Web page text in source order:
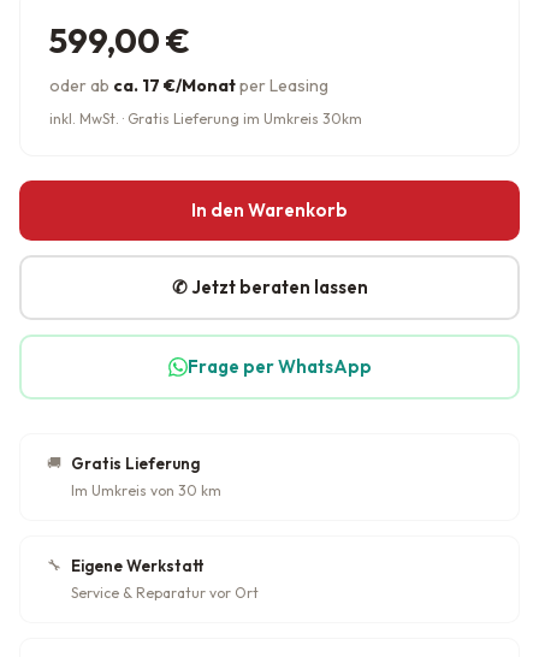
599,00€
oder ab ca. 17 €/Monatper Leasing
inkl. MwSt. · Gratis Lieferung im Umkreis 30km
In den Warenkorb
✆ Jetzt beraten lassen
Frage per WhatsApp
🚚 Gratis Lieferung
Im Umkreis von 30 km
🔧 Eigene Werkstatt
Service & Reparatur vor Ort